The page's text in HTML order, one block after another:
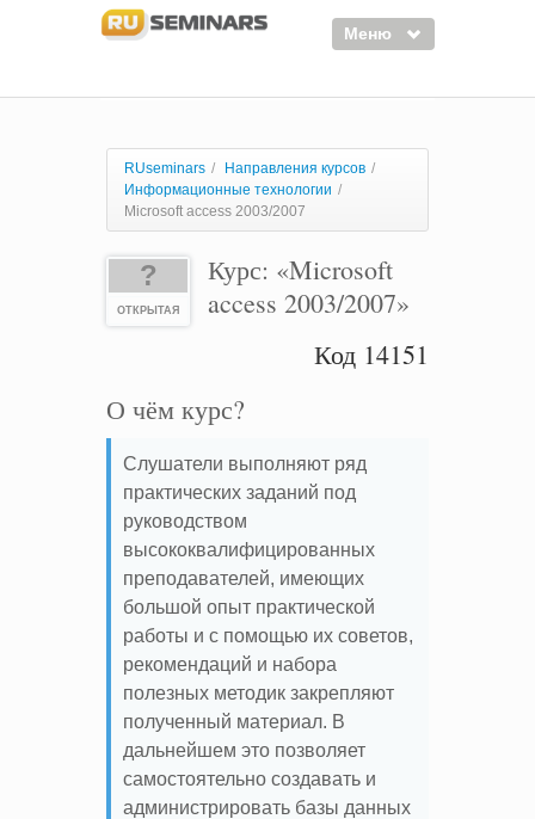
Меню
Курсы
Тренинги
Лектора
Войти
RUseminars / Направления курсов /
Информационные технологии /
Microsoft access 2003/2007
?
ОТКРЫТАЯ
Курс: «Microsoft
access 2003/2007»
Код 14151
О чём курс?
Слушатели выполняют ряд
практических заданий под
руководством
высококвалифицированных
преподавателей, имеющих
большой опыт практической
работы и с помощью их советов,
рекомендаций и набора
полезных методик закрепляют
полученный материал. В
дальнейшем это позволяет
самостоятельно создавать и
администрировать базы данных